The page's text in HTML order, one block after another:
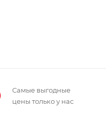
Самые выгодные
цены только у нас